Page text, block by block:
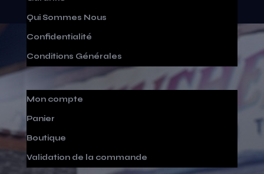
Qui Sommes Nous
Confidentialité
Conditions Générales
Mon compte
Panier
Boutique
Validation de la commande